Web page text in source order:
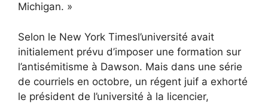
Michigan. »
Selon le New York Timesl’université avait
initialement prévu d’imposer une formation sur
l’antisémitisme à Dawson. Mais dans une série
de courriels en octobre, un régent juif a exhorté
le président de l’université à la licencier,